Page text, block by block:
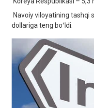
Navoiy viloyatining tashqi
dollariga teng boʻldi.